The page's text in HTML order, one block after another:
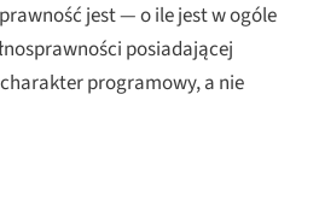
jest — o ile jest w ogóle
posiadającej
programowy, a nie